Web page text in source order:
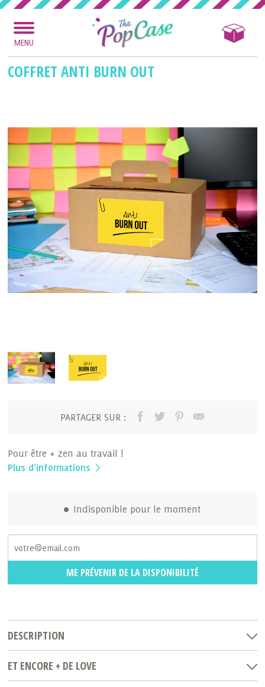
MENU
COFFRET ANTI BURN OUT
PARTAGER SUR :
Pour être + zen au travail !
Plus d'informations
Indisponible pour le moment
ME PRÉVENIR DE LA DISPONIBILITÉ
DESCRIPTION
ET ENCORE + DE LOVE